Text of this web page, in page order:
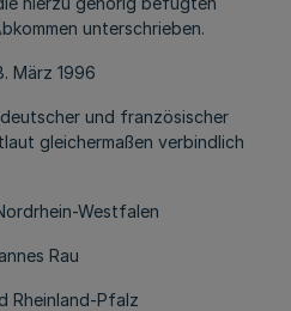
unterschrieben.
März 1996
und französischer
gleichermaßen verbindlich
Westfalen
Rau
Rheinland-Pfalz